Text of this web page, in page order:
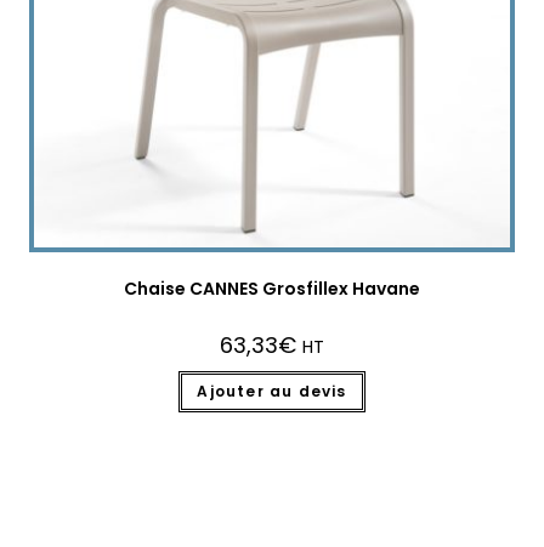
Chaise CANNES Grosfillex Havane
63,33€ HT
Ajouter au devis